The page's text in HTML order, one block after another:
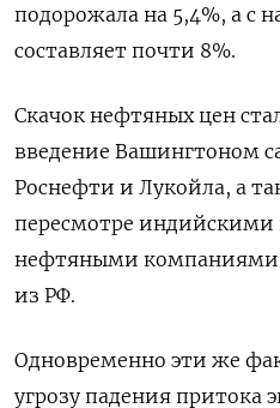
подорожала на 5,4%, а с
составляет почти 8%.
Скачок нефтяных цен
введение Вашингтоном
Роснефти и Лукойла, а
пересмотре
нефтяными компаниями
из РФ.
Одновременно эти же
угрозу падения притока